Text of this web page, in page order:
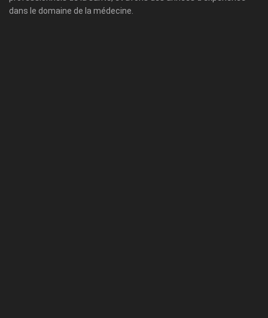
dans le domaine de la médecine.